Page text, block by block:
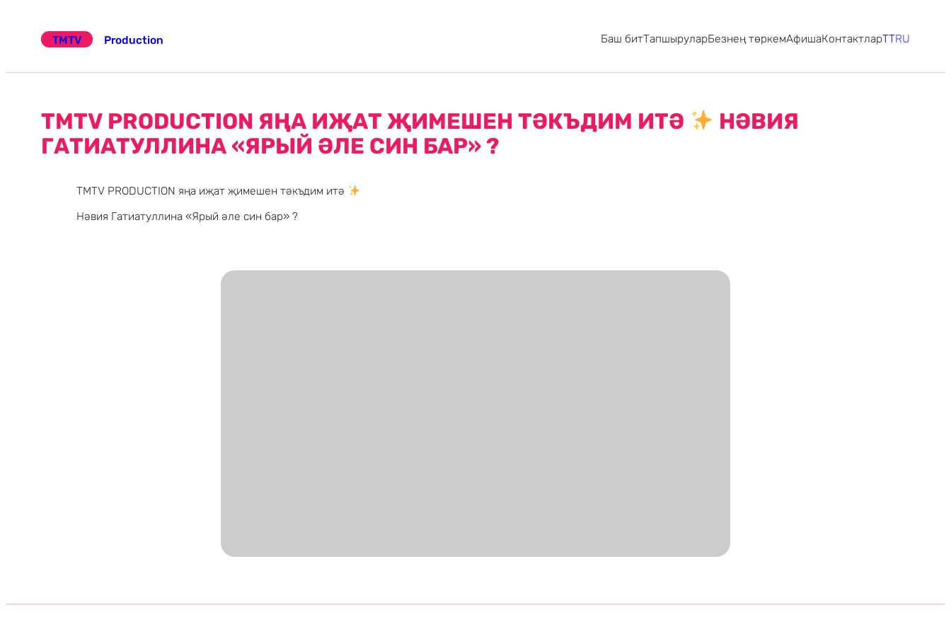
TMTV
Production Баш битТапшыруларБезнең төркемАфишаКонтактларTTRU
TMTV PRODUCTION ЯҢА ИҖАТ ҖИМЕШЕН ТӘКЪДИМ ИТӘ
НӘВИЯ
ГАТИАТУЛЛИНА «ЯРЫЙ ӘЛЕ СИН БАР» ?
TMTV PRODUCTION яңа иҗат җимешен тәкъдим итә
Нәвия Гатиатуллина «Ярый әле син бар» ?